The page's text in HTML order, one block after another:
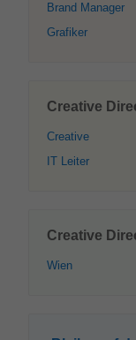
Brand Manager
Grafiker
Creative
Creative
IT Leiter
Creative
Wien